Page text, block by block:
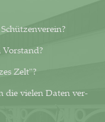
Zelt"?
die vielen Daten ver­